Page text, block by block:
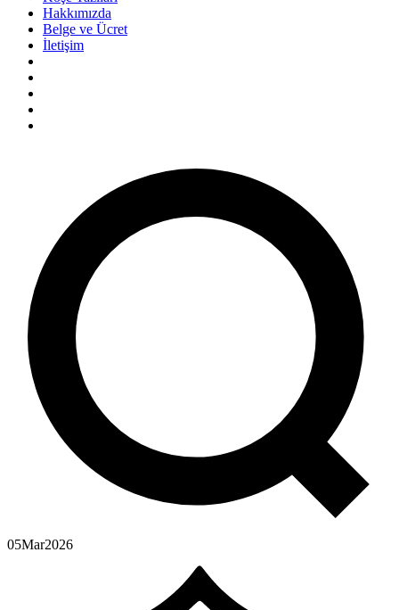
Hakkımızda
Belge ve Ücret
İletişim
05Mar2026